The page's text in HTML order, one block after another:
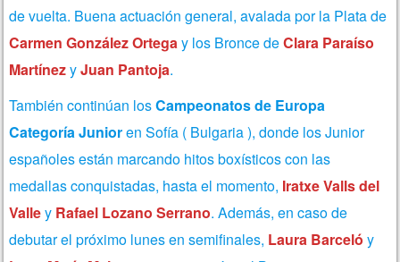
de vuelta. Buena actuación general, avalada por la Plata de
Carmen González Ortegay los Bronce deClara Paraíso
MartínezyJuan Pantoja.
También continúan losCampeonatos de Europa
Categoría Junioren Sofía ( Bulgaria ), donde los Junior
españoles están marcando hitos boxísticos con las
medallas conquistadas, hasta el momento, Iratxe Valls del
Valley Rafael Lozano Serrano. Además, en caso de
debutar el próximo lunes en semifinales, Laura Barceló y